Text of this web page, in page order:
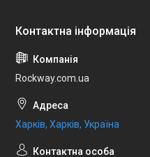
Rockway.com.ua
Харків, Харків, Україна